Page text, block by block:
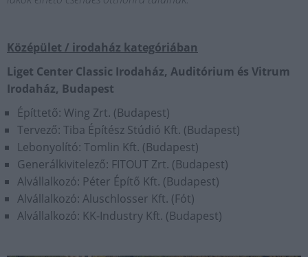
Középület / irodaház kategóriában
Liget Center Classic Irodaház, Auditórium és Vitrum
Irodaház, Budapest
Építtető: Wing Zrt. (Budapest)
Tervező: Tiba Építész Stúdió Kft. (Budapest)
Lebonyolító: Tomlin Kft. (Budapest)
Generálkivitelező: FITOUT Zrt. (Budapest)
Alvállalkozó: Péter Építő Kft. (Budapest)
Alvállalkozó: Aluschlosser Kft. (Fót)
Alvállalkozó: KK-Industry Kft. (Budapest)